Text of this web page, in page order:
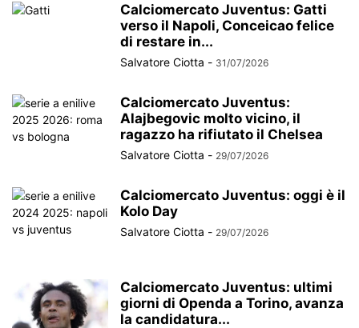
Calciomercato Juventus: Gatti
verso il Napoli, Conceicao felice
di restare in...
Salvatore Ciotta - 31/07/2026
Calciomercato Juventus:
Alajbegovic molto vicino, il
ragazzo ha rifiutato il Chelsea
Salvatore Ciotta - 29/07/2026
Calciomercato Juventus: oggi è il
Kolo Day
Salvatore Ciotta - 29/07/2026
Calciomercato Juventus: ultimi
giorni di Openda a Torino, avanza
la candidatura...